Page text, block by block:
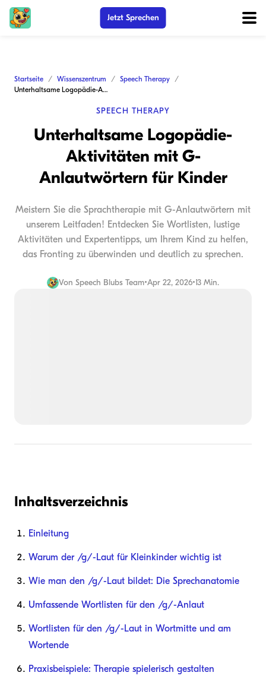
Jetzt Sprechen
Startseite Wissenszentrum
Speech Therapy
Unterhaltsame Logopädie-Aktivitäten mit G-Anlautwörtern für Kinder
SPEECH THERAPY
Unterhaltsame Logopädie-
Aktivitäten mit G-
Anlautwörtern für Kinder
Meistern Sie die Sprachtherapie mit G-Anlautwörtern mit
unserem Leitfaden! Entdecken Sie Wortlisten, lustige
Aktivitäten und Expertentipps, um Ihrem Kind zu helfen,
das Fronting zu überwinden und deutlich zu sprechen.
Von Speech Blubs Team•Apr 22, 2026•13 Min.
Inhaltsverzeichnis
Einleitung
Warum der /g/-Laut für Kleinkinder wichtig ist
Wie man den /g/-Laut bildet: Die Sprechanatomie
Umfassende Wortlisten für den /g/-Anlaut
Wortlisten für den /g/-Laut in Wortmitte und am
Wortende
Praxisbeispiele: Therapie spielerisch gestalten